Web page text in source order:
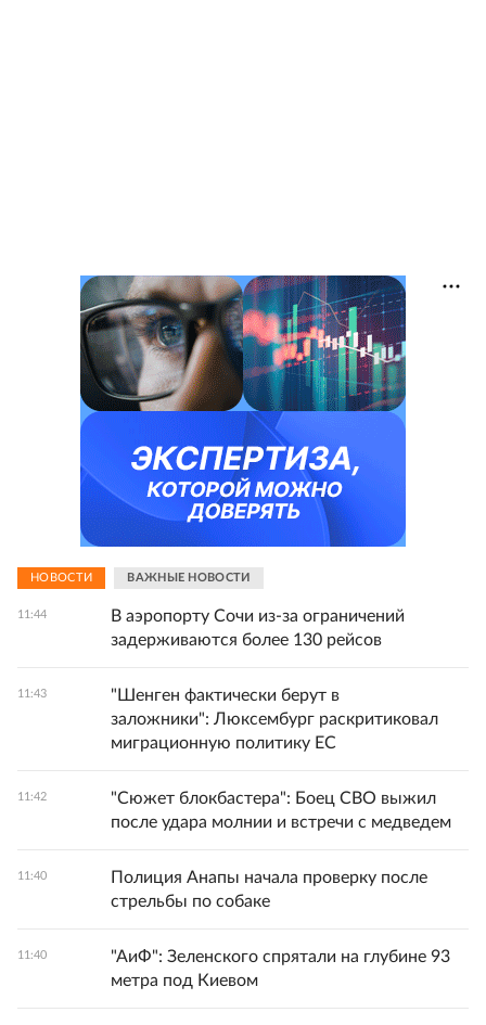
НОВОСТИ ВАЖНЫЕ НОВОСТИ
11:44
В аэропорту Сочи из-за ограничений
задерживаются более 130 рейсов
11:43
"Шенген фактически берут в
заложники": Люксембург раскритиковал
миграционную политику ЕС
11:42
"Сюжет блокбастера": Боец СВО выжил
после удара молнии и встречи с медведем
11:40
Полиция Анапы начала проверку после
стрельбы по собаке
11:40
"АиФ": Зеленского спрятали на глубине 93
метра под Киевом